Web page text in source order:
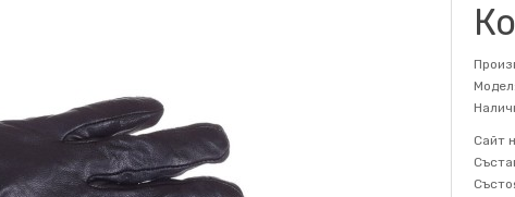
Сайт